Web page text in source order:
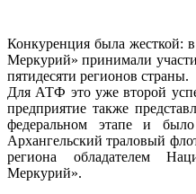
Конкуренция была жесткой:
Меркурий» принимали
пятидесяти регионов страны.
Для АТФ это уже второй
предприятие также
федеральном этапе и
Архангельский траловый
региона обладателем
Меркурий».